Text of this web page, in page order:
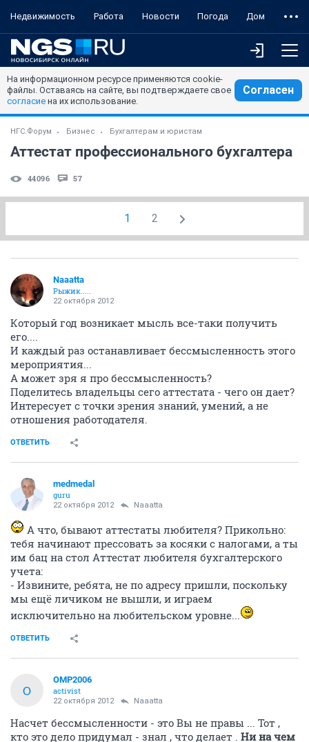
Недвижимость Работа Новости Погода Дом
На информационном ресурсе применяются cookie-
файлы. Оставаясь на сайте, вы подтверждаете свое
согласие на их использование.
Согласен
НГС.Форум Бизнес Бухгалтерам и юристам
Аттестат профессионального бухгалтера
44096 57
1 2
Naaatta
Рыжик.....
22 октября 2012
Который год возникает мысль все-таки получить
его....
И каждый раз останавливает бессмысленность этого
мероприятия...
А может зря я про бессмысленность?
Поделитесь владельцы сего аттестата - чего он дает?
Интересует с точки зрения знаний, умений, а не
отношения работодателя.
ОТВЕТИТЬ
medmedal
guru
22 октября 2012 Naaatta
А что, бывают аттестаты любителя? Прикольно:
тебя начинают прессовать за косяки с налогами, а ты
им бац на стол Аттестат любителя бухгалтерского
учета:
- Извините, ребята, не по адресу пришли, поскольку
мы ещё личиком не вышли, и играем
исключительно на любительском уровне...
ОТВЕТИТЬ
O
OMP2006
activist
22 октября 2012 Naaatta
Насчет бессмысленности - это Вы не правы ... Тот ,
кто это дело придумал - знал , что делает . Ни на чем